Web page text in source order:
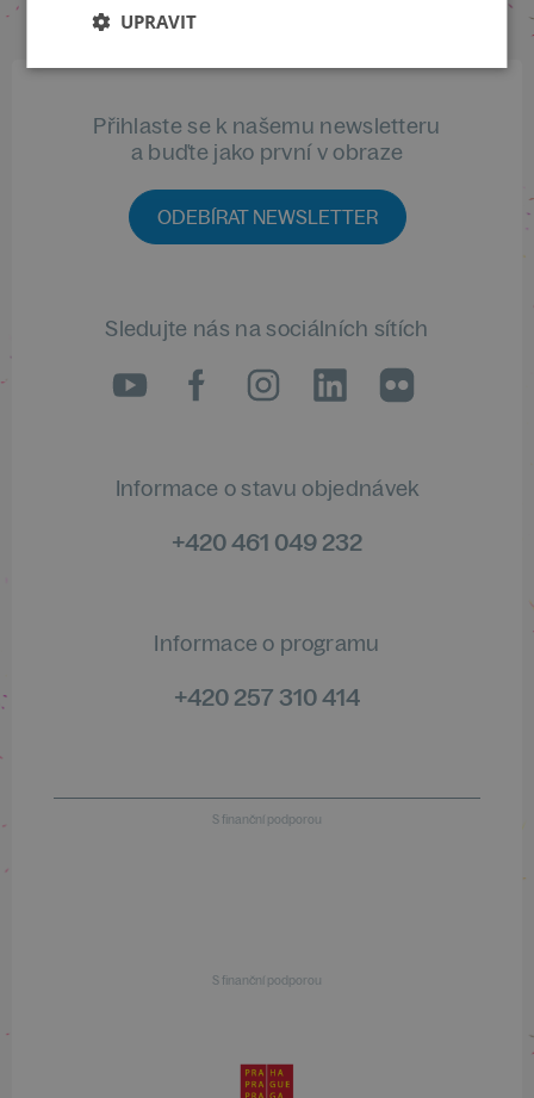
Přihlaste se k našemu newsletteru
a buďte jako první v obraze
ODEBÍRAT NEWSLETTER
Sledujte nás na sociálních sítích
LinkedIn
flickr
Informace o stavu objednávek
+420 461 049 232
Informace o programu
+420 257 310 414
S finanční podporou
S finanční podporou
UPRAVIT